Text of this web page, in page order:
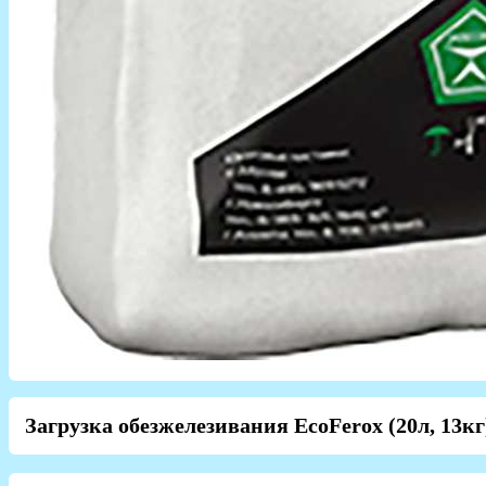
Загрузка обезжелезивания EcoFerox (20л,